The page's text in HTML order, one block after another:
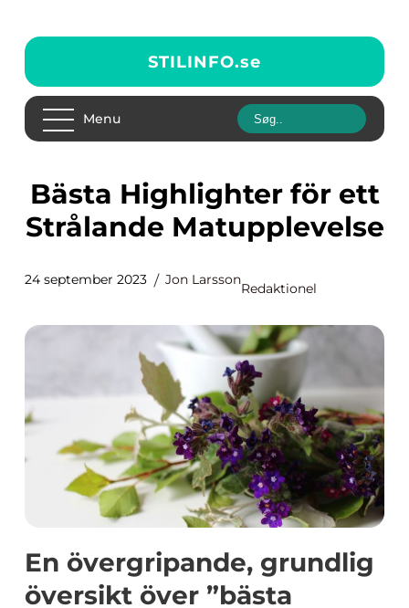
STILINFO.se
Menu
Bästa Highlighter för ett
Strålande Matupplevelse
24 september 2023 Jon Larsson
Redaktionel
En övergripande, grundlig
översikt över ”bästa